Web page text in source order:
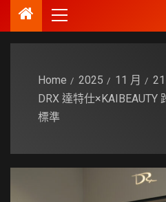
Home 2025 11 月
21
DRX 達特仕
標準